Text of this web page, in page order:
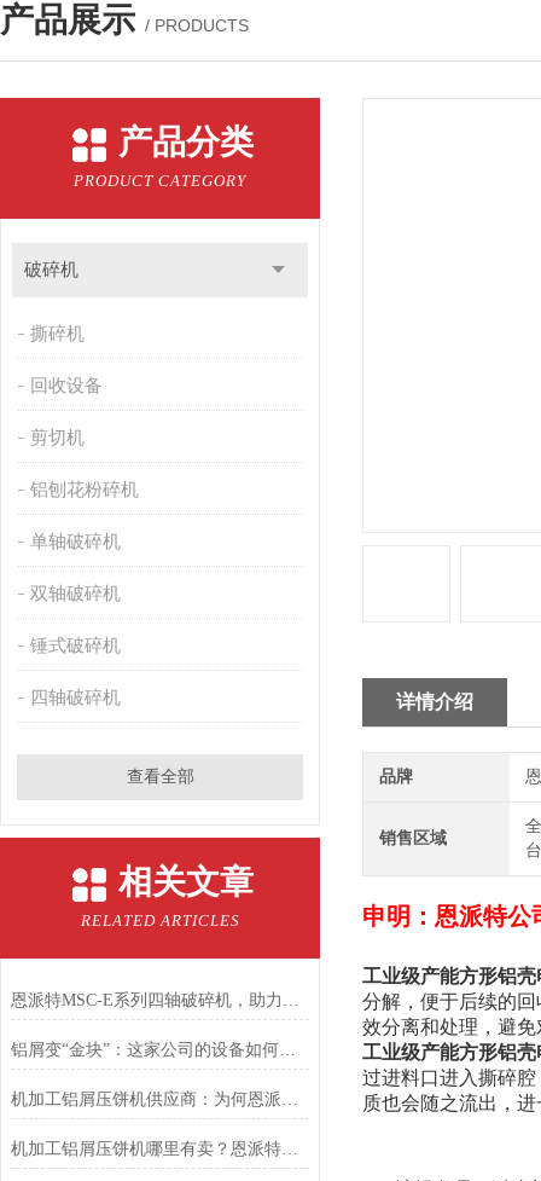
产品展示 / PRODUCTS
产品分类
PRODUCT CATEGORY
破碎机
撕碎机
回收设备
剪切机
铝刨花粉碎机
单轴破碎机
双轴破碎机
锤式破碎机
四轴破碎机
查看全部
相关文章
RELATED ARTICLES
恩派特MSC-E系列四轴破碎机，助力固废回收从高难度走向高效率！
铝屑变“金块”：这家公司的设备如何让废料年增值千万？
机加工铝屑压饼机供应商：为何恩派特是您的优选合作伙伴
机加工铝屑压饼机哪里有卖？恩派特品牌是您的明智之选！
详情介绍
品牌
销售区域
申明：恩派特公
工业级产能方形铝
分解，便于后续的
效分离和处理，避
工业级产能方形铝
过进料口进入撕碎
质也会随之流出，